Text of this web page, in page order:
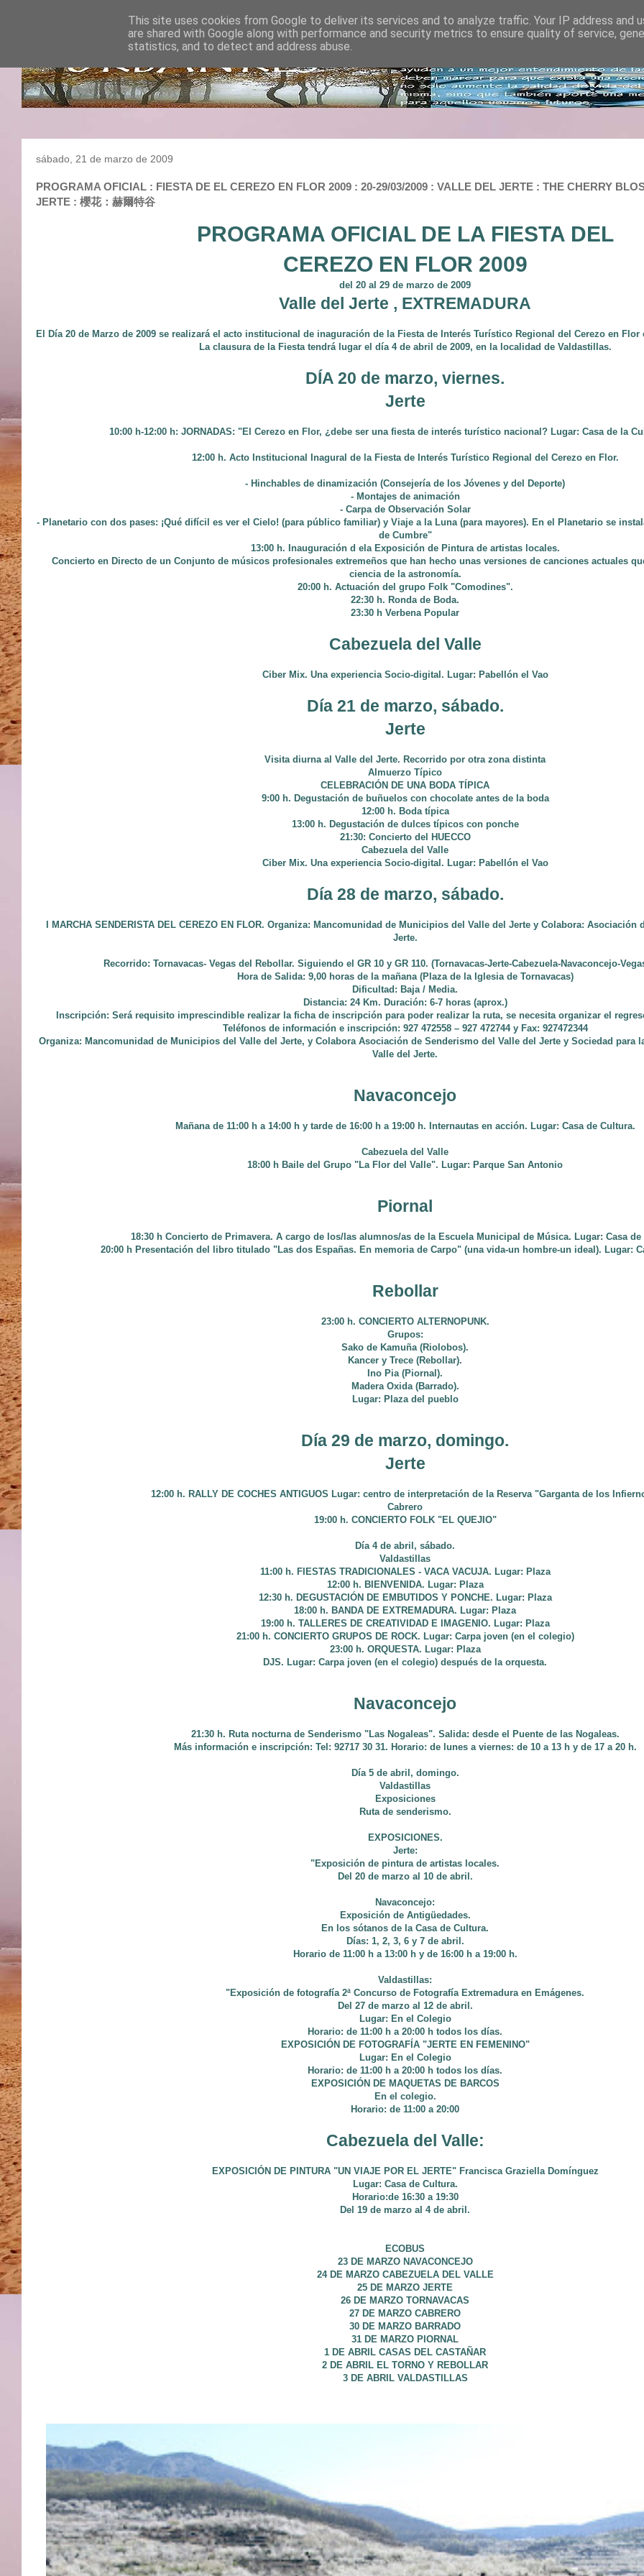
sábado, 21 de marzo de 2009
PROGRAMA OFICIAL : FIESTA DE EL CEREZO EN FLOR 2009 : 20-29/03/2009 : VALLE DEL JERTE : THE CHERRY
JERTE : 櫻花：赫爾特谷
PROGRAMA OFICIAL DE LA FIESTA DEL
CEREZO EN FLOR 2009
del 20 al 29 de marzo de 2009
Valle del Jerte , EXTREMADURA
El Día 20 de Marzo de 2009 se realizará el acto institucional de inaguración de la Fiesta de Interés Turístico Regional del Cerezo en
La clausura de la Fiesta tendrá lugar el día 4 de abril de 2009, en la localidad de Valdastillas.
DÍA 20 de marzo, viernes.
Jerte
10:00 h-12:00 h: JORNADAS: "El Cerezo en Flor, ¿debe ser una fiesta de interés turístico nacional? Lugar: Casa de la
12:00 h. Acto Institucional Inagural de la Fiesta de Interés Turístico Regional del Cerezo en Flor.
- Hinchables de dinamización (Consejería de los Jóvenes y del Deporte)
- Montajes de animación
- Carpa de Observación Solar
- Planetario con dos pases: ¡Qué difícil es ver el Cielo! (para público familiar) y Viaje a la Luna (para mayores). En el Planetario se
de Cumbre"
13:00 h. Inauguración d ela Exposición de Pintura de artistas locales.
Concierto en Directo de un Conjunto de músicos profesionales extremeños que han hecho unas versiones de canciones actuales
ciencia de la astronomía.
20:00 h. Actuación del grupo Folk "Comodines".
22:30 h. Ronda de Boda.
23:30 h Verbena Popular
Cabezuela del Valle
Ciber Mix. Una experiencia Socio-digital. Lugar: Pabellón el Vao
Día 21 de marzo, sábado.
Jerte
Visita diurna al Valle del Jerte. Recorrido por otra zona distinta
Almuerzo Típico
CELEBRACIÓN DE UNA BODA TÍPICA
9:00 h. Degustación de buñuelos con chocolate antes de la boda
12:00 h. Boda típica
13:00 h. Degustación de dulces típicos con ponche
21:30: Concierto del HUECCO
Cabezuela del Valle
Ciber Mix. Una experiencia Socio-digital. Lugar: Pabellón el Vao
Día 28 de marzo, sábado.
I MARCHA SENDERISTA DEL CEREZO EN FLOR. Organiza: Mancomunidad de Municipios del Valle del Jerte y Colabora: Asociación
Jerte.
Recorrido: Tornavacas- Vegas del Rebollar. Siguiendo el GR 10 y GR 110. (Tornavacas-Jerte-Cabezuela-Navaconcejo-
Hora de Salida: 9,00 horas de la mañana (Plaza de la Iglesia de Tornavacas)
Dificultad: Baja / Media.
Distancia: 24 Km. Duración: 6-7 horas (aprox.)
Inscripción: Será requisito imprescindible realizar la ficha de inscripción para poder realizar la ruta, se necesita organizar el
Teléfonos de información e inscripción: 927 472558 – 927 472744 y Fax: 927472344
Organiza: Mancomunidad de Municipios del Valle del Jerte, y Colabora Asociación de Senderismo del Valle del Jerte y Sociedad para
Valle del Jerte.
Navaconcejo
Mañana de 11:00 h a 14:00 h y tarde de 16:00 h a 19:00 h. Internautas en acción. Lugar: Casa de Cultura.
Cabezuela del Valle
18:00 h Baile del Grupo "La Flor del Valle". Lugar: Parque San Antonio
Piornal
18:30 h Concierto de Primavera. A cargo de los/las alumnos/as de la Escuela Municipal de Música. Lugar: Casa de
20:00 h Presentación del libro titulado "Las dos Españas. En memoria de Carpo" (una vida-un hombre-un ideal). Lugar:
Rebollar
23:00 h. CONCIERTO ALTERNOPUNK.
Grupos:
Sako de Kamuña (Riolobos).
Kancer y Trece (Rebollar).
Ino Pia (Piornal).
Madera Oxida (Barrado).
Lugar: Plaza del pueblo
Día 29 de marzo, domingo.
Jerte
12:00 h. RALLY DE COCHES ANTIGUOS Lugar: centro de interpretación de la Reserva "Garganta de los
Cabrero
19:00 h. CONCIERTO FOLK "EL QUEJIO"
Día 4 de abril, sábado.
Valdastillas
11:00 h. FIESTAS TRADICIONALES - VACA VACUJA. Lugar: Plaza
12:00 h. BIENVENIDA. Lugar: Plaza
12:30 h. DEGUSTACIÓN DE EMBUTIDOS Y PONCHE. Lugar: Plaza
18:00 h. BANDA DE EXTREMADURA. Lugar: Plaza
19:00 h. TALLERES DE CREATIVIDAD E IMAGENIO. Lugar: Plaza
21:00 h. CONCIERTO GRUPOS DE ROCK. Lugar: Carpa joven (en el colegio)
23:00 h. ORQUESTA. Lugar: Plaza
DJS. Lugar: Carpa joven (en el colegio) después de la orquesta.
Navaconcejo
21:30 h. Ruta nocturna de Senderismo "Las Nogaleas". Salida: desde el Puente de las Nogaleas.
Más información e inscripción: Tel: 92717 30 31. Horario: de lunes a viernes: de 10 a 13 h y de 17 a 20 h.
Día 5 de abril, domingo.
Valdastillas
Exposiciones
Ruta de senderismo.
EXPOSICIONES.
Jerte:
"Exposición de pintura de artistas locales.
Del 20 de marzo al 10 de abril.
Navaconcejo:
Exposición de Antigüedades.
En los sótanos de la Casa de Cultura.
Días: 1, 2, 3, 6 y 7 de abril.
Horario de 11:00 h a 13:00 h y de 16:00 h a 19:00 h.
Valdastillas:
"Exposición de fotografía 2ª Concurso de Fotografía Extremadura en Emágenes.
Del 27 de marzo al 12 de abril.
Lugar: En el Colegio
Horario: de 11:00 h a 20:00 h todos los días.
EXPOSICIÓN DE FOTOGRAFÍA "JERTE EN FEMENINO"
Lugar: En el Colegio
Horario: de 11:00 h a 20:00 h todos los días.
EXPOSICIÓN DE MAQUETAS DE BARCOS
En el colegio.
Horario: de 11:00 a 20:00
Cabezuela del Valle:
EXPOSICIÓN DE PINTURA "UN VIAJE POR EL JERTE" Francisca Graziella Domínguez
Lugar: Casa de Cultura.
Horario:de 16:30 a 19:30
Del 19 de marzo al 4 de abril.
ECOBUS
23 DE MARZO NAVACONCEJO
24 DE MARZO CABEZUELA DEL VALLE
25 DE MARZO JERTE
26 DE MARZO TORNAVACAS
27 DE MARZO CABRERO
30 DE MARZO BARRADO
31 DE MARZO PIORNAL
1 DE ABRIL CASAS DEL CASTAÑAR
2 DE ABRIL EL TORNO Y REBOLLAR
3 DE ABRIL VALDASTILLAS
This site uses cookies from Google to deliver its services and to analyze traffic. Your IP address and
are shared with Google along with performance and security metrics to ensure quality of service,
statistics, and to detect and address abuse.